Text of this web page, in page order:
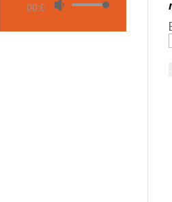
audio
00:00
Utilisez
les